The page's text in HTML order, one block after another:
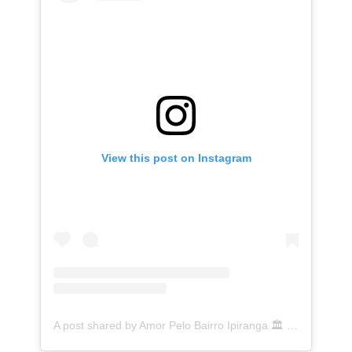
View this post on Instagram